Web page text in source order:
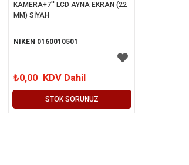
STOK SORUNUZ
KAMERA+7'' LCD AYNA EKRAN (22
MM) SİYAH
NIKEN 0160010501
₺0,00 KDV Dahil